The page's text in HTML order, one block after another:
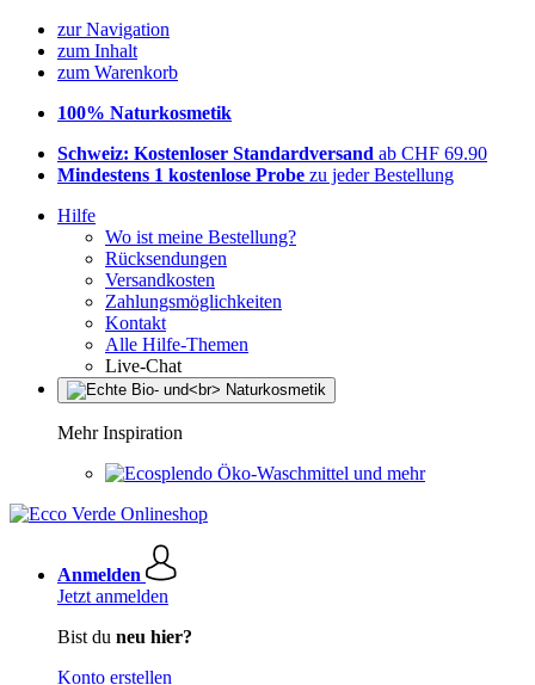
zur Navigation
zum Inhalt
zum Warenkorb
100% Naturkosmetik
Schweiz: Kostenloser Standardversand ab CHF 69.90
Mindestens 1 kostenlose Probe zu jeder Bestellung
Hilfe
Wo ist meine Bestellung?
Rücksendungen
Versandkosten
Zahlungsmöglichkeiten
Kontakt
Alle Hilfe-Themen
Live-Chat
Mehr Inspiration
Öko-Waschmittel und mehr
Anmelden
Jetzt anmelden
Bist du neu hier?
Konto erstellen